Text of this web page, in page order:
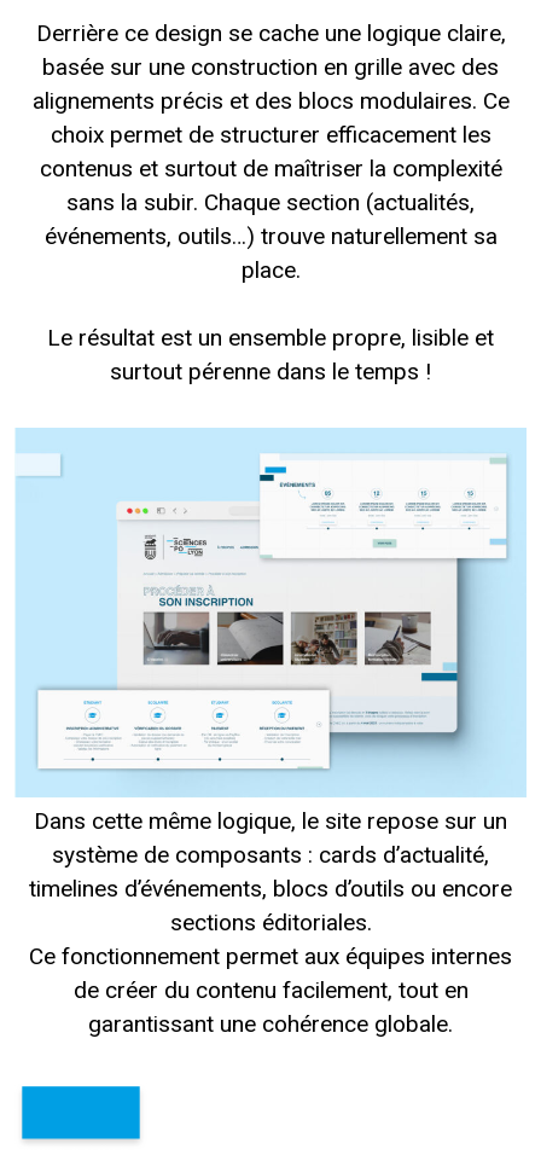
Derrière ce design se cache une logique claire,
basée sur une construction en grille avec des
alignements précis et des blocs modulaires. Ce
choix permet de structurer efficacement les
contenus et surtout de maîtriser la complexité
sans la subir. Chaque section (actualités,
événements, outils…) trouve naturellement sa
place.
Le résultat est un ensemble propre, lisible et
surtout pérenne dans le temps !
Dans cette même logique, le site repose sur un
système de composants : cards d’actualité,
timelines d’événements, blocs d’outils ou encore
sections éditoriales.
Ce fonctionnement permet aux équipes internes
de créer du contenu facilement, tout en
garantissant une cohérence globale.